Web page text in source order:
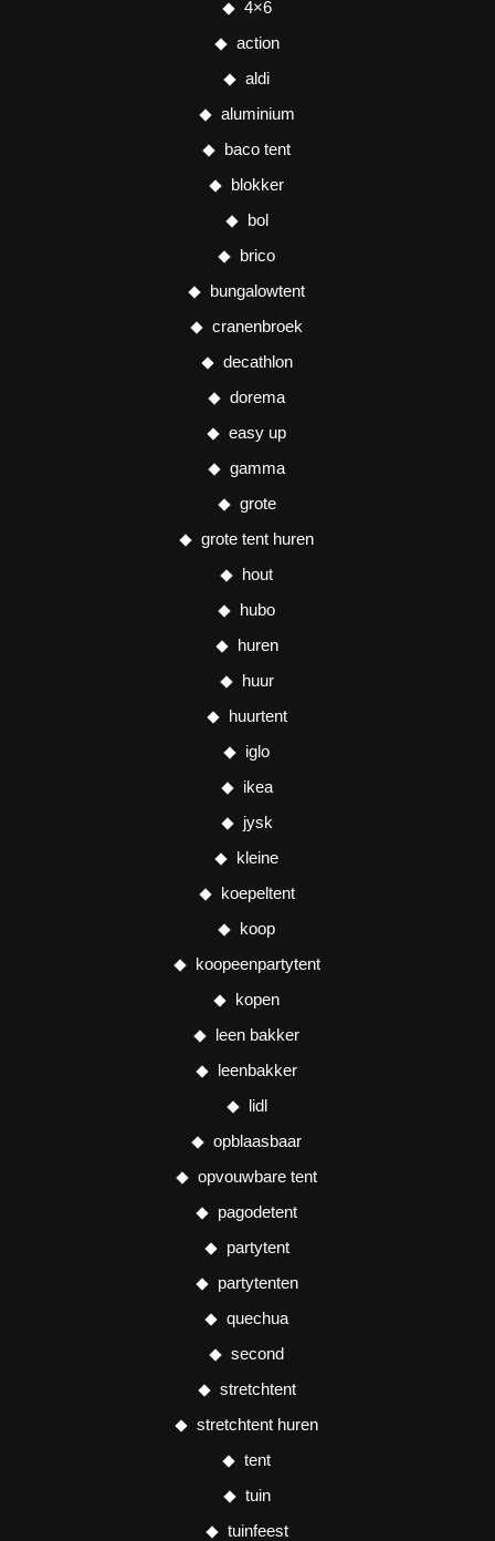
4×6
action
aldi
aluminium
baco tent
blokker
bol
brico
bungalowtent
cranenbroek
decathlon
dorema
easy up
gamma
grote
grote tent huren
hout
hubo
huren
huur
huurtent
iglo
ikea
jysk
kleine
koepeltent
koop
koopeenpartytent
kopen
leen bakker
leenbakker
lidl
opblaasbaar
opvouwbare tent
pagodetent
partytent
partytenten
quechua
second
stretchtent
stretchtent huren
tent
tuin
tuinfeest